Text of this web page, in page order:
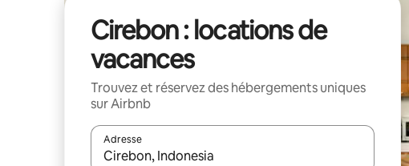
Cirebon : locations de
vacances
Trouvez et réservez des hébergements uniques
sur Airbnb
Adresse
Lorsque les résultats s'affichent, utilisez les flèches vers le